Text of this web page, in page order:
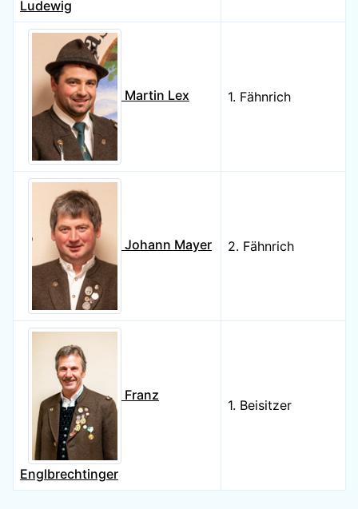
Ludewig
Martin Lex 1. Fähnrich
Johann Mayer 2. Fähnrich
Franz
Englbrechtinger
1. Beisitzer